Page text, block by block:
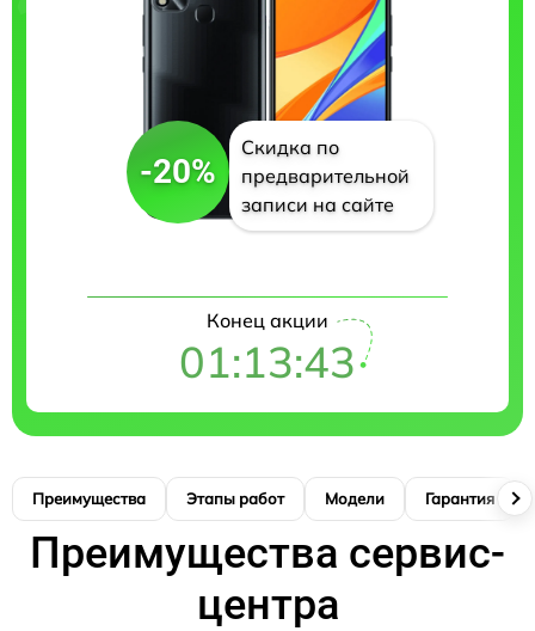
-20%
Скидка по
предварительной
записи на сайте
Конец акции
01:13:42
Преимущества Этапы работ Модели Гарантия
Преимущества сервис-
центра